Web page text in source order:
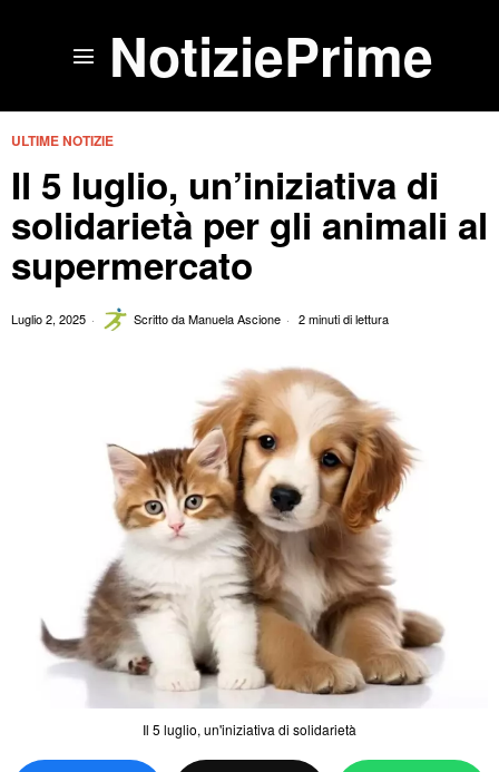
NotiziePrime
ULTIME NOTIZIE
Il 5 luglio, un’iniziativa di
solidarietà per gli animali al
supermercato
Luglio 2, 2025 Scritto daManuela Ascione 2 minuti di lettura
Il 5 luglio, un'iniziativa di solidarietà